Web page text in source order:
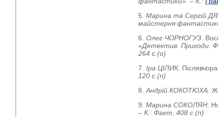
5. Марина та Сергій
майстерня
6. Олег ЧОРНОГУЗ.
«Детектив. Пригоди.
264 с.(о)
7. Іра ЦІЛИК.
120 с.(п)
8. Андрій КОКОТЮХА.
9. Марина СОКОЛЯН.
– К.: Факт, 408 с.(п)